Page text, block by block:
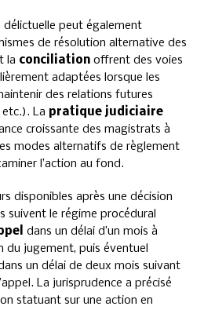
délictuelle peut également
de résolution alternative des
la conciliation offrent des voies
adaptées lorsque les
des relations futures
La pratique judiciaire
croissante des magistrats à
modes alternatifs de règlement
l’action au fond.
disponibles après une décision
suivent le régime procédural
dans un délai d’un mois à
jugement, puis éventuel
un délai de deux mois suivant
La jurisprudence a précisé
statuant sur une action en